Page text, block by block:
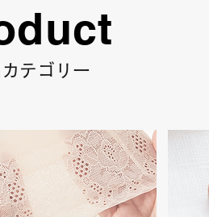
テゴリー